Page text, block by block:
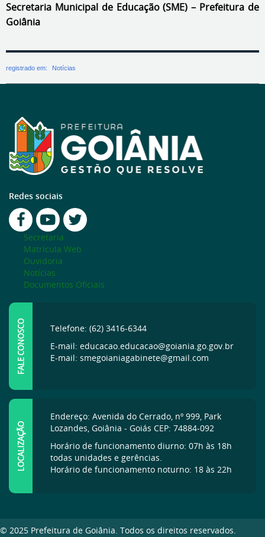
Secretaria Municipal de Educação (SME) – Prefeitura de
Goiânia
registrado em: Notícias
Redes sociais
Secretaria
Matrícula Web
Ouvidoria
Notícias
Documentos Oficiais
FALE CONOSCO
Telefone: (62) 3416-6344
E-mail: educacao.educacao@goiania.go.gov.br
E-mail: smegoianiagabinete@gmail.com
LOCALIZAÇÃO
Endereço: Avenida do Cerrado, nº 999, Park
Lozandes, Goiânia - Goiás CEP: 74884-092
Horário de funcionamento diurno: 07h às 18h
todas unidades e gerências.
Horário de funcionamento noturno: 18 às 22h
© 2025 Prefeitura de Goiânia. Todos os direitos reservados.